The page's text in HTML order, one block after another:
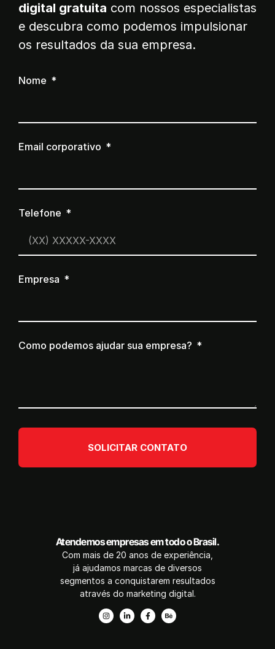
digital gratuita com nossos especialistas
e descubra como podemos impulsionar
os resultados da sua empresa.
Nome
Email corporativo
Telefone
Empresa
Como podemos ajudar sua empresa?
SOLICITAR CONTATO
Atendemos empresas em todo o Brasil.
Com mais de 20 anos de experiência,
já ajudamos marcas de diversos
segmentos a conquistarem resultados
através do marketing digital.